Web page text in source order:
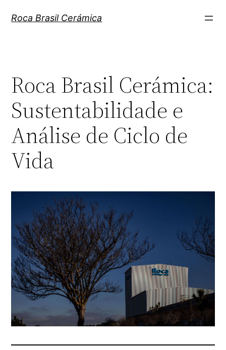
paraRoca Brasil Cerámica
Roca Brasil Cerámica:
Sustentabilidade e
Análise de Ciclo de
Vida